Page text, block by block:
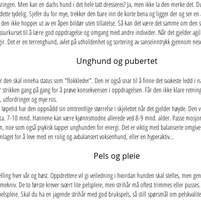
Men kan en dachs hund i det hele tatt dresseres? Ja, men ikke la den merke det.
tydelig. Sjefer du for mye, trekker den bare inn de korte bena og ligger der og ser en
ikke hopper ut av en åpen bildør uten tillatelse. Så kan det være det samme om
til å lære god oppdragelse og omgang med andre individer. Når det gjelder
Det er en terrenghund, avlet på utholdenhet og sortering av sanseinntrykk gjennom
Unghund og pubertet
den skal inneha status som "flokkleder". Den er også snar til å finne det svakeste ledd
gang på gang for å prøve konsekvensen i oppdragelsen. Får den ikke klare
og mye ros.
har den oppnådd sin omtrentlige størrelse i skjelettet når det gjelder høyde. Den
7-10 mnd. Hannene kan være kjønnsmodne allerede ved 8-9 mnd. alder. Passe
noe som også psykisk tapper unghunden for energi. Det er viktig med balanserte
for å leve med en rolig og avbalansert voksenhund, eller en hyperaktiv...
Pels og pleie
hver vår og høst. Oppdrettere vil gi veiledning i hvordan hunden skal stelles, men
De to første krever svært lite pelspleie, men strihår må oftest trimmes eller
Skal du ha en jagende strihår med god brukspels, så still spørsmål om